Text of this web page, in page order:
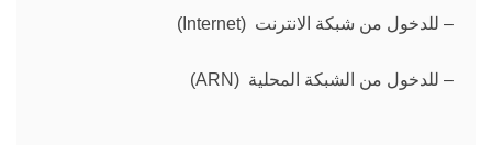
– للدخول من شبكة الانترنت (Internet)
– للدخول من الشبكة المحلية (ARN)